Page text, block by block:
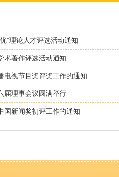
”理论人才评选活动通知
术著作评选活动通知
电视节目奖评奖工作的通知
届理事会议圆满举行
国新闻奖初评工作的通知